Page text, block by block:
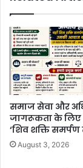
समाज सेवा और
जागरूकता के
‘शिव शक्ति
August 3, 2026